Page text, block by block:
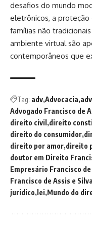
desafios do mundo
eletrônicos, a proteção
famílias não
ambiente virtual são
contemporâneos que
Tag: adv Advocacia
Advogado Francisco de
direito civil direito
direito do consumidor
direito por amor direito
doutor em Direito
Empresário Francisco de
Francisco de Assis e Silva
juridico lei Mundo do